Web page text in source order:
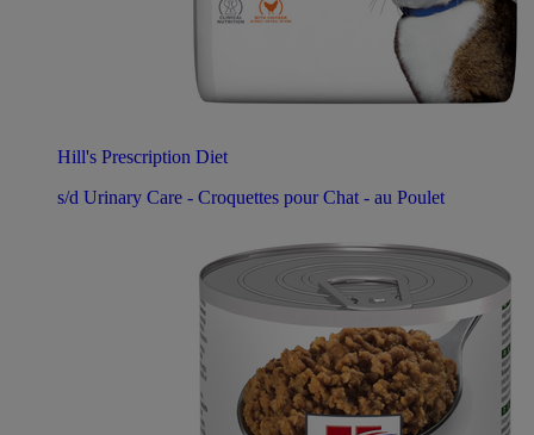
Hill's Prescription Diet
s/d Urinary Care - Croquettes pour Chat - au Poulet